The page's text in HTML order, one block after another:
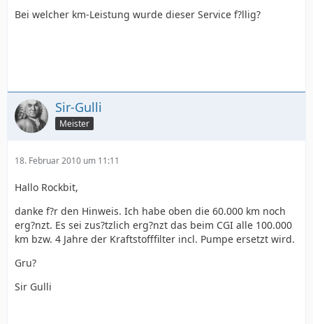
Bei welcher km-Leistung wurde dieser Service f?llig?
Sir-Gulli
Meister
18. Februar 2010 um 11:11
Hallo Rockbit,
danke f?r den Hinweis. Ich habe oben die 60.000 km noch
erg?nzt. Es sei zus?tzlich erg?nzt das beim CGI alle 100.000
km bzw. 4 Jahre der Kraftstofffilter incl. Pumpe ersetzt wird.
Gru?
Sir Gulli